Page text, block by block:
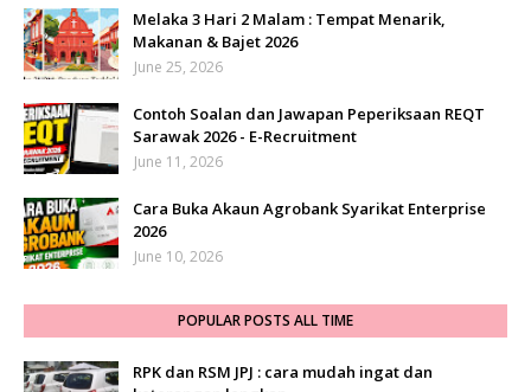
Melaka 3 Hari 2 Malam : Tempat Menarik,
Makanan & Bajet 2026
June 25, 2026
Contoh Soalan dan Jawapan Peperiksaan REQT
Sarawak 2026 - E-Recruitment
June 11, 2026
Cara Buka Akaun Agrobank Syarikat Enterprise
2026
June 10, 2026
POPULAR POSTS ALL TIME
RPK dan RSM JPJ : cara mudah ingat dan